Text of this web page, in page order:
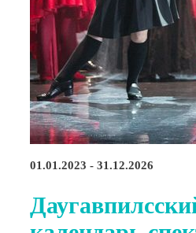
01.01.2023 - 31.12.2026